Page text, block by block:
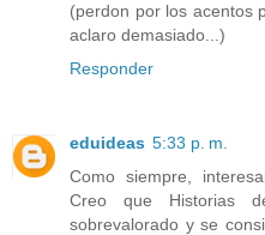
(perdon por los acentos
aclaro demasiado...)
Responder
eduideas 5:33 p. m.
Como siempre,
Creo que Historias
sobrevalorado y se